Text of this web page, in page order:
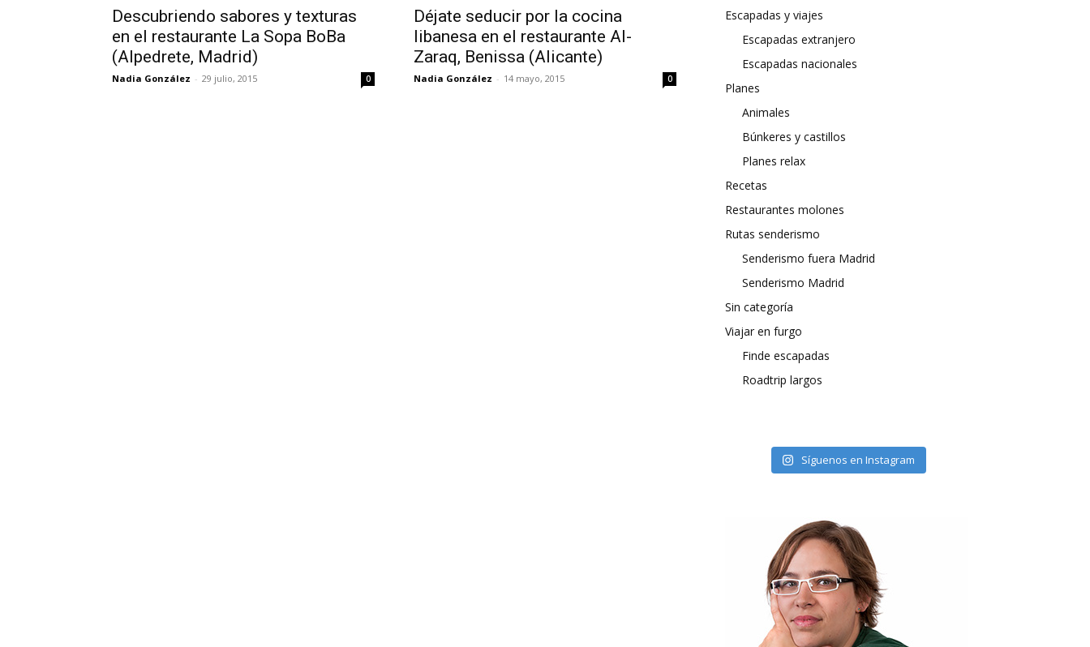
Descubriendo sabores y texturas
en el restaurante La Sopa BoBa
(Alpedrete, Madrid)
Nadia González - 29 julio, 2015 0
Déjate seducir por la cocina
libanesa en el restaurante Al-
Zaraq, Benissa (Alicante)
Nadia González - 14 mayo, 2015 0
Escapadas y viajes
Escapadas extranjero
Escapadas nacionales
Planes
Animales
Búnkeres y castillos
Planes relax
Recetas
Restaurantes molones
Rutas senderismo
Senderismo fuera Madrid
Senderismo Madrid
Sin categoría
Viajar en furgo
Finde escapadas
Roadtrip largos
Síguenos en Instagram